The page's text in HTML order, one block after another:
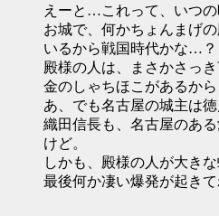
えーと…これって、いつ
お城で、何かちょんまげ
いるから戦国時代かな…？
殿様の人は、まさかさっ
金のしゃちほこがあるか
あ、でも名古屋の城主は
織田信長も、名古屋のあ
けど。
しかも、殿様の人が大き
最後何か凄い爆発が起き